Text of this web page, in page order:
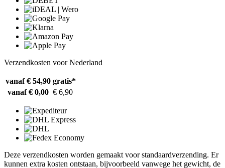
Verzendkosten voor Nederland
vanaf € 54,90 gratis*
vanaf € 0,00 € 6,90
Deze verzendkosten worden gemaakt voor standaardverzending. Er
kunnen extra kosten ontstaan, bijvoorbeeld vanwege het gewicht, de